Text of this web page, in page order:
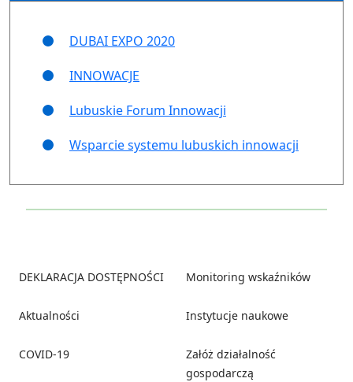
DUBAI EXPO 2020
INNOWACJE
Lubuskie Forum Innowacji
Wsparcie systemu lubuskich innowacji
DEKLARACJA DOSTĘPNOŚCI
Aktualności
COVID-19
Monitoring wskaźników
Instytucje naukowe
Załóż działalność
gospodarczą